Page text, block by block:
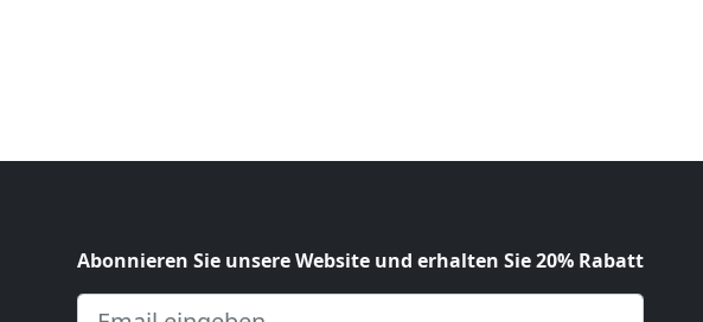
Abonnieren Sie unsere Website und erhalten Sie 20% Rabatt